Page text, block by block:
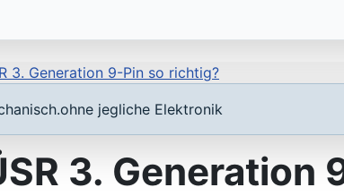
3. Generation 9-Pin so richtig?
jegliche Elektronik
3. Generation